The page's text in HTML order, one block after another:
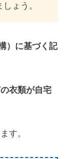
ょう。
）に基づく記
衣類が自宅
す。